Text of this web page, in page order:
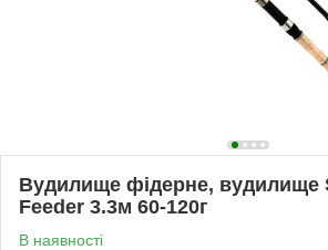
Вудилище фідерне, вудилище
Feeder 3.3м 60-120г
В наявності